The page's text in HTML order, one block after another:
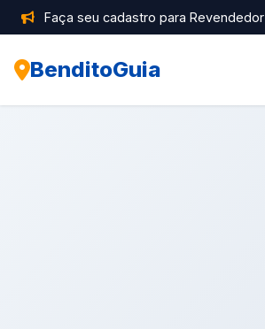
Faça seu cadastro para Revendedor
BenditoGuia